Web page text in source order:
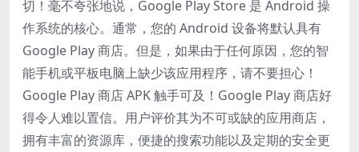
切！毫不夸张地说，Google Play Store 是 Android 操
作系统的核心。通常，您的 Android 设备将默认具有
Google Play 商店。但是，如果由于任何原因，您的智
能手机或平板电脑上缺少该应用程序，请不要担心！
Google Play 商店 APK 触手可及！Google Play 商店好
得令人难以置信。用户评价其为不可或缺的应用商店，
拥有丰富的资源库，便捷的搜索功能以及定期的安全更